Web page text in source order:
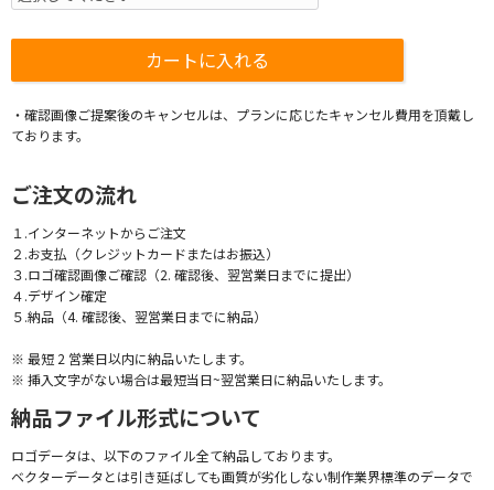
・確認画像ご提案後のキャンセルは、プランに応じたキャンセル費用を頂戴し
ております。
ご注文の流れ
１.インターネットからご注文
２.お支払（クレジットカードまたはお振込）
３.ロゴ確認画像ご確認（2. 確認後、翌営業日までに提出）
４.デザイン確定
５.納品（4. 確認後、翌営業日までに納品）
※ 最短 2 営業日以内に納品いたします。
※ 挿入文字がない場合は最短当日~翌営業日に納品いたします。
納品ファイル形式について
ロゴデータは、以下のファイル全て納品しております。
ベクターデータとは引き延ばしても画質が劣化しない制作業界標準のデータで